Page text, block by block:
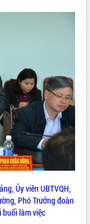
Ủy viên UBTVQH,
Phó Trưởng đoàn
làm việc